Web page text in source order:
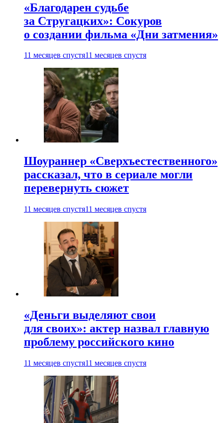
«Благодарен судьбе
за Стругацких»: Сокуров
о создании фильма «Дни затмения»
11 месяцев спустя11 месяцев спустя
Шоураннер «Сверхъестественного»
рассказал, что в сериале могли
перевернуть сюжет
11 месяцев спустя11 месяцев спустя
«Деньги выделяют свои
для своих»: актер назвал главную
проблему российского кино
11 месяцев спустя11 месяцев спустя